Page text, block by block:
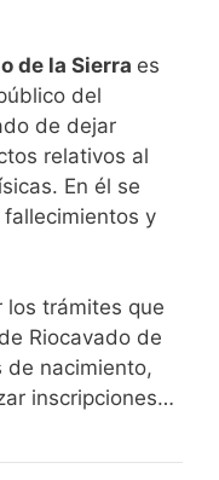
de la Sierra es
del
de dejar
relativos al
En él se
y
los trámites que
Riocavado de
de nacimiento,
inscripciones…